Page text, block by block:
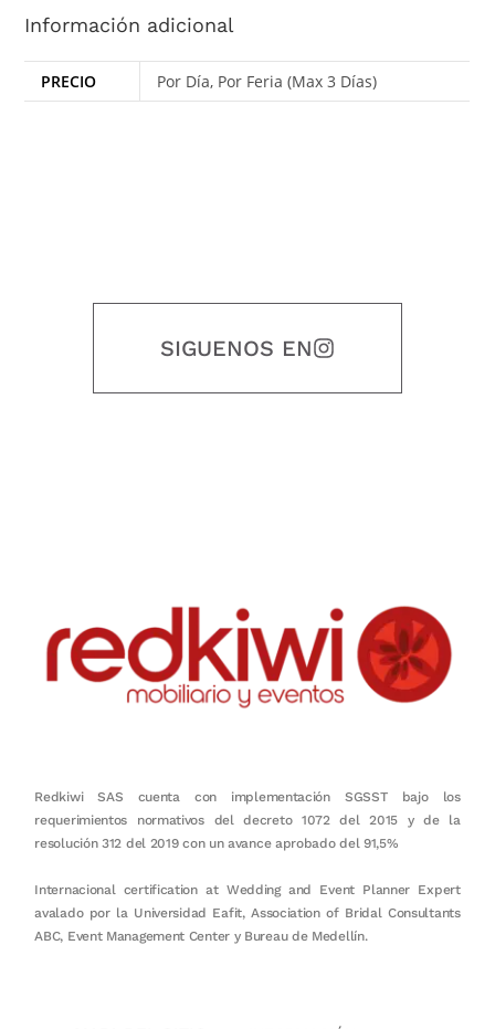
Información adicional
PRECIO Por Día, Por Feria (Max 3 Días)
SIGUENOS EN
Redkiwi SAS cuenta con implementación SGSST bajo los
requerimientos normativos del decreto 1072 del 2015 y de la
resolución 312 del 2019 con un avance aprobado del 91,5%
Internacional certification at Wedding and Event Planner Expert
avalado por la Universidad Eafit, Association of Bridal Consultants
ABC, Event Management Center y Bureau de Medellín.